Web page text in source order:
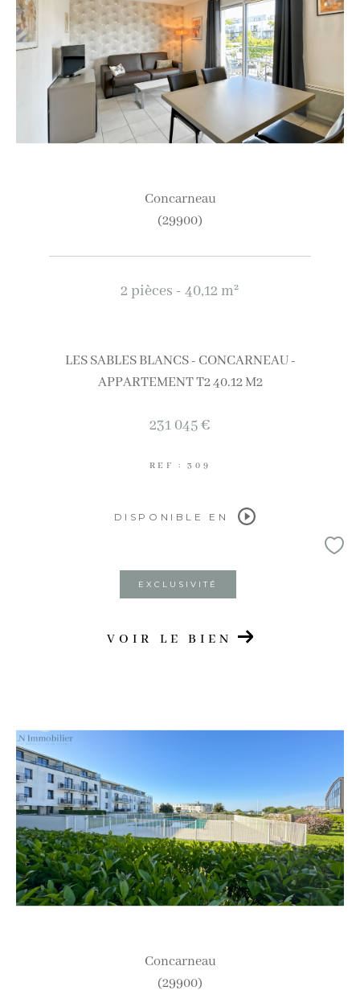
concarneau
(29900)
2 pièces - 40,12 m²
LES SABLES BLANCS - CONCARNEAU -
APPARTEMENT T2 40.12 M2
231 045 €
REF : 309
DISPONIBLE EN
EXCLUSIVITÉ
VOIR LE BIEN
concarneau
(29900)